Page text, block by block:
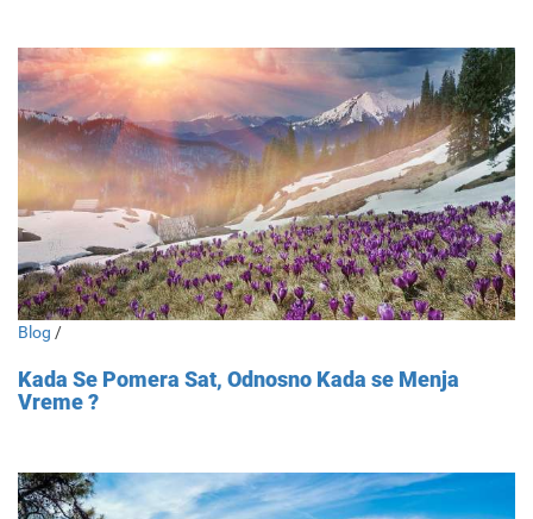
Blog /
Kada Se Pomera Sat, Odnosno Kada se Menja
Vreme ?